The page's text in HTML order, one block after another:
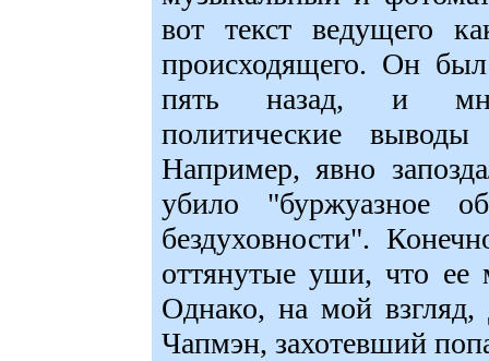
вот текст ведущего
происходящего. Он был
пять назад, и
политические
Например, явно
убило "буржуазное
бездуховности".
оттянутые уши, что ее
Однако, на мой
Чапмэн, захотевший